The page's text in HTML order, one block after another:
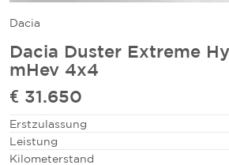
Dacia
Dacia Duster Extreme
mHev 4x4
€ 31.650
Erstzulassung
Leistung
Kilometerstand